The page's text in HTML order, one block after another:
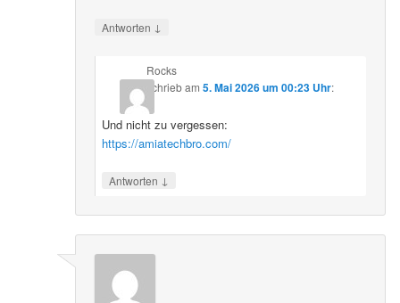
Antworten ↓
Rocks
schriebam 5. Mai 2026 um 00:23 Uhr:
Und nicht zu vergessen:
https://amiatechbro.com/
Antworten ↓